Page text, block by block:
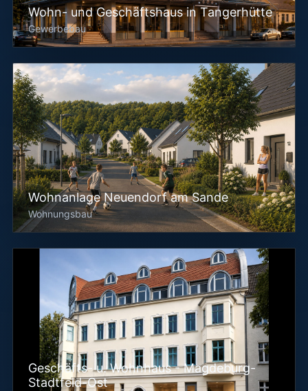
Wohn- und Geschäftshaus in Tangerhütte
Gewerbebau
Wohnanlage Neuendorf am Sande
Wohnungsbau
Geschäfts- u. Wohnhaus - Magdeburg-
Stadtfeld-Ost